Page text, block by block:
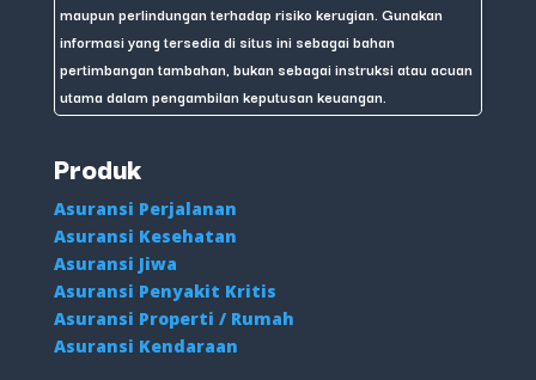
maupun perlindungan terhadap risiko kerugian. Gunakan
informasi yang tersedia di situs ini sebagai bahan
pertimbangan tambahan, bukan sebagai instruksi atau acuan
utama dalam pengambilan keputusan keuangan.
Produk
Asuransi Perjalanan
Asuransi Kesehatan
Asuransi Jiwa
Asuransi Penyakit Kritis
Asuransi Properti / Rumah
Asuransi Kendaraan